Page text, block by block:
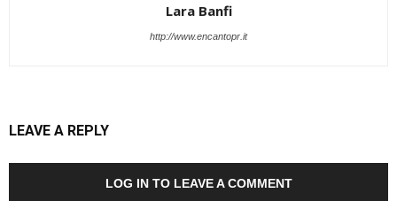
Lara Banfi
http://www.encantopr.it
LEAVE A REPLY
LOG IN TO LEAVE A COMMENT